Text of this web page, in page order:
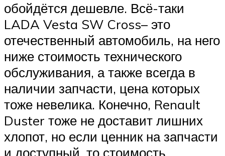
обойдётся дешевле. Всё-таки
LADA Vesta SW Cross– это
отечественный автомобиль, на него
ниже стоимость технического
обслуживания, а также всегда в
наличии запчасти, цена которых
тоже невелика. Конечно, Renault
Duster тоже не доставит лишних
хлопот, но если ценник на запчасти
и доступный, то стоимость